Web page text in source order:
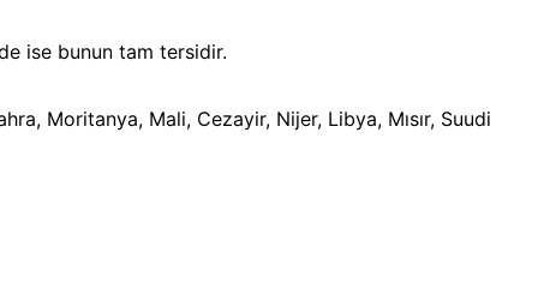
ise bunun tam tersidir.
Moritanya, Mali, Cezayir, Nijer, Libya, Mısır, Suudi